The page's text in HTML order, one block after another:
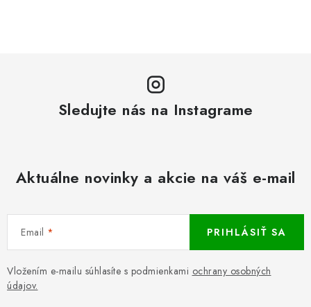
Sledujte nás na Instagrame
Aktuálne novinky a akcie na váš e-mail
Email
Vložením e-mailu súhlasíte s podmienkami ochrany osobných
údajov.
PRIHLÁSIŤ SA